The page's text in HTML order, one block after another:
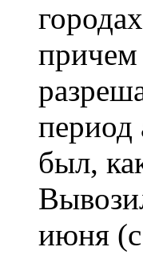
причем
период
был,
июня (с